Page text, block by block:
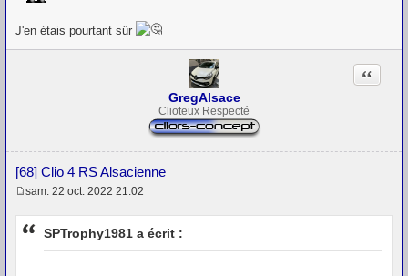
J'en étais pourtant sûr
GregAlsace
Clioteux Respecté
[68] Clio 4 RS Alsacienne
Citation
e
s
sam. 22 oct. 2022 21:02
SPTrophy1981 a écrit :